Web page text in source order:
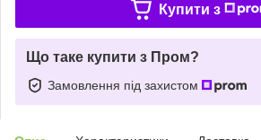
Купити з
Що таке купити з Пром?
Замовлення під захистом